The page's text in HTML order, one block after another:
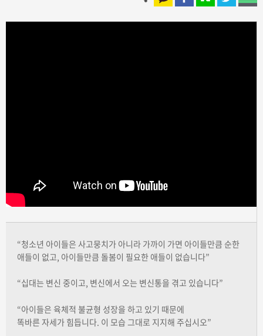
“청소년 아이들은 사고뭉치가 아니라 가까이 가면 아이들만큼 순한
애들이 없고, 아이들만큼 돌봄이 필요한 애들이 없습니다”
“십대는 변신 중이고, 변신에서 오는 변신통을 겪고 있습니다”
“아이들은 육체적 불균형 성장을 하고 있기 때문에
똑바른 자세가 힘듭니다. 이 모습 그대로 지지해 주십시오”